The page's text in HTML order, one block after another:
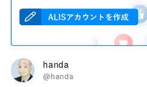
handa
@handa